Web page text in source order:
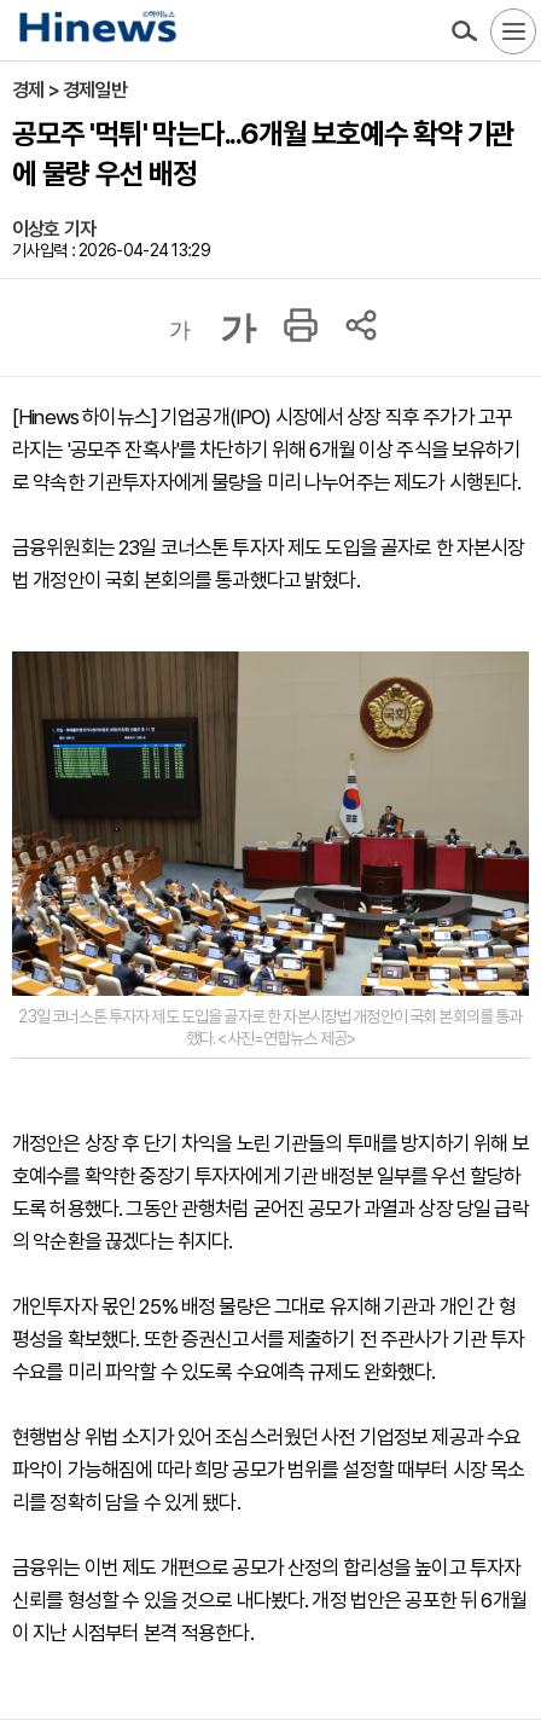
경제 > 경제일반
공모주 '먹튀' 막는다...6개월 보호예수 확약 기관
에 물량 우선 배정
이상호 기자
기사입력 : 2026-04-24 13:29
가 가
[Hinews 하이뉴스] 기업공개(IPO) 시장에서 상장 직후 주가가 고꾸
라지는 '공모주 잔혹사'를 차단하기 위해 6개월 이상 주식을 보유하기
로 약속한 기관투자자에게 물량을 미리 나누어주는 제도가 시행된다.
금융위원회는 23일 코너스톤 투자자 제도 도입을 골자로 한 자본시장
법 개정안이 국회 본회의를 통과했다고 밝혔다.
23일 코너스톤 투자자 제도 도입을 골자로 한 자본시장법 개정안이 국회 본회의를 통과
했다. <사진=연합뉴스 제공>
개정안은 상장 후 단기 차익을 노린 기관들의 투매를 방지하기 위해 보
호예수를 확약한 중장기 투자자에게 기관 배정분 일부를 우선 할당하
도록 허용했다. 그동안 관행처럼 굳어진 공모가 과열과 상장 당일 급락
의 악순환을 끊겠다는 취지다.
개인투자자 몫인 25% 배정 물량은 그대로 유지해 기관과 개인 간 형
평성을 확보했다. 또한 증권신고서를 제출하기 전 주관사가 기관 투자
수요를 미리 파악할 수 있도록 수요예측 규제도 완화했다.
현행법상 위법 소지가 있어 조심스러웠던 사전 기업정보 제공과 수요
파악이 가능해짐에 따라 희망 공모가 범위를 설정할 때부터 시장 목소
리를 정확히 담을 수 있게 됐다.
금융위는 이번 제도 개편으로 공모가 산정의 합리성을 높이고 투자자
신뢰를 형성할 수 있을 것으로 내다봤다. 개정 법안은 공포한 뒤 6개월
이 지난 시점부터 본격 적용한다.